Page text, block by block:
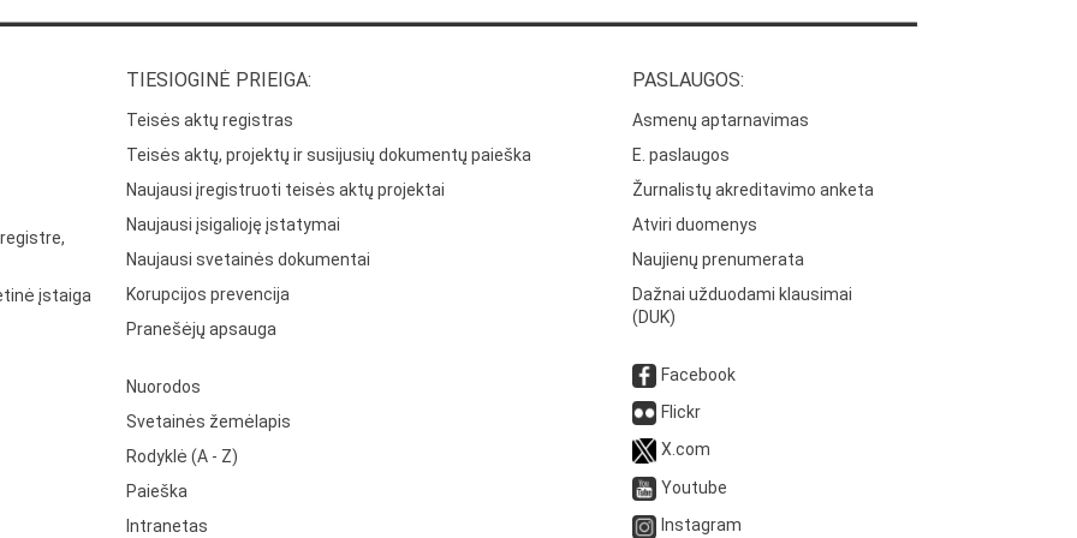
įstaiga
TIESIOGINĖ PRIEIGA:
Teisės aktų registras
Teisės aktų, projektų ir susijusių dokumentų paieška
Naujausi įregistruoti teisės aktų projektai
Naujausi įsigalioję įstatymai
Naujausi svetainės dokumentai
Korupcijos prevencija
Pranešėjų apsauga
Nuorodos
Svetainės žemėlapis
Rodyklė (A - Z)
Paieška
Intranetas
PASLAUGOS:
Asmenų aptarnavimas
E. paslaugos
Žurnalistų akreditavimo anketa
Atviri duomenys
Naujienų prenumerata
Dažnai užduodami klausimai
(DUK)
Facebook
Flickr
X.com
Youtube
Instagram